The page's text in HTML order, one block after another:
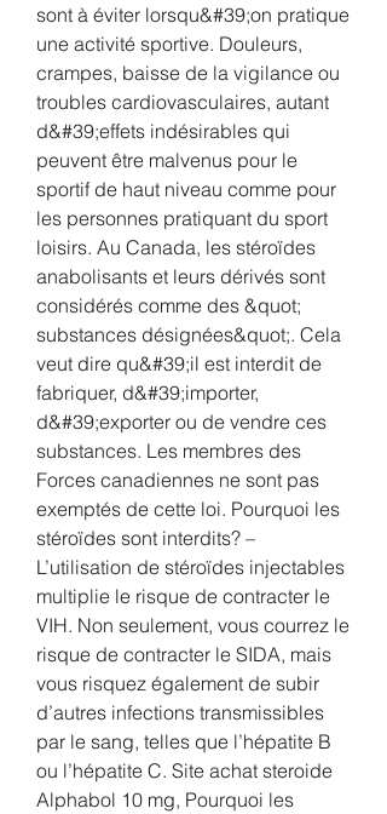
sont à éviter lorsqu&#39;on pratique
une activité sportive. Douleurs,
crampes, baisse de la vigilance ou
troubles cardiovasculaires, autant
d&#39;effets indésirables qui
peuvent être malvenus pour le
sportif de haut niveau comme pour
les personnes pratiquant du sport
loisirs. Au Canada, les stéroïdes
anabolisants et leurs dérivés sont
considérés comme des &quot;
substances désignées&quot;. Cela
veut dire qu&#39;il est interdit de
fabriquer, d&#39;importer,
d&#39;exporter ou de vendre ces
substances. Les membres des
Forces canadiennes ne sont pas
exemptés de cette loi. Pourquoi les
stéroïdes sont interdits? –
L’utilisation de stéroïdes injectables
multiplie le risque de contracter le
VIH. Non seulement, vous courrez le
risque de contracter le SIDA, mais
vous risquez également de subir
d’autres infections transmissibles
par le sang, telles que l’hépatite B
ou l’hépatite C. Site achat steroide
Alphabol 10 mg, Pourquoi les